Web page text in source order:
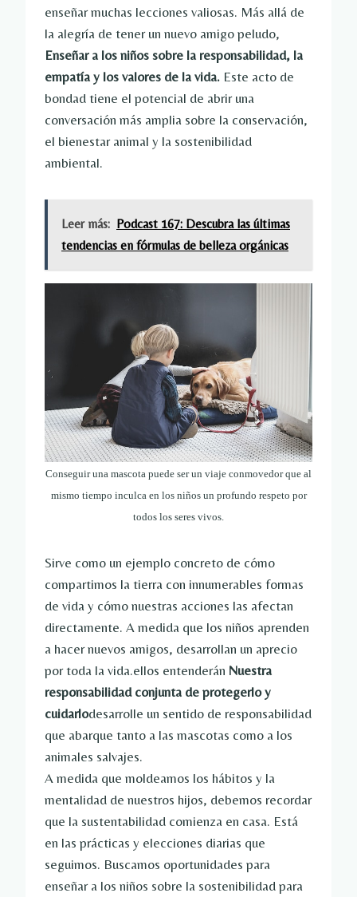
enseñar muchas lecciones valiosas. Más allá de
la alegría de tener un nuevo amigo peludo,
Enseñar a los niños sobre la responsabilidad, la
empatía y los valores de la vida. Este acto de
bondad tiene el potencial de abrir una
conversación más amplia sobre la conservación,
el bienestar animal y la sostenibilidad
ambiental.
Leer más: Podcast 167: Descubra las últimas
tendencias en fórmulas de belleza orgánicas
Conseguir una mascota puede ser un viaje conmovedor que al
mismo tiempo inculca en los niños un profundo respeto por
todos los seres vivos.
Sirve como un ejemplo concreto de cómo
compartimos la tierra con innumerables formas
de vida y cómo nuestras acciones las afectan
directamente. A medida que los niños aprenden
a hacer nuevos amigos, desarrollan un aprecio
por toda la vida.ellos entenderán Nuestra
responsabilidad conjunta de protegerlo y
cuidarlodesarrolle un sentido de responsabilidad
que abarque tanto a las mascotas como a los
animales salvajes.
A medida que moldeamos los hábitos y la
mentalidad de nuestros hijos, debemos recordar
que la sustentabilidad comienza en casa. Está
en las prácticas y elecciones diarias que
seguimos. Buscamos oportunidades para
enseñar a los niños sobre la sostenibilidad para